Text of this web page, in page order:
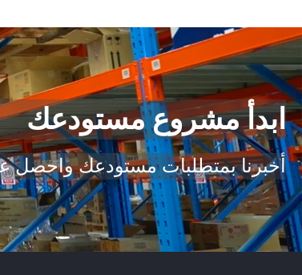
ابدأ مشروع مستودعك
أخبرنا بمتطلبات مستودعك